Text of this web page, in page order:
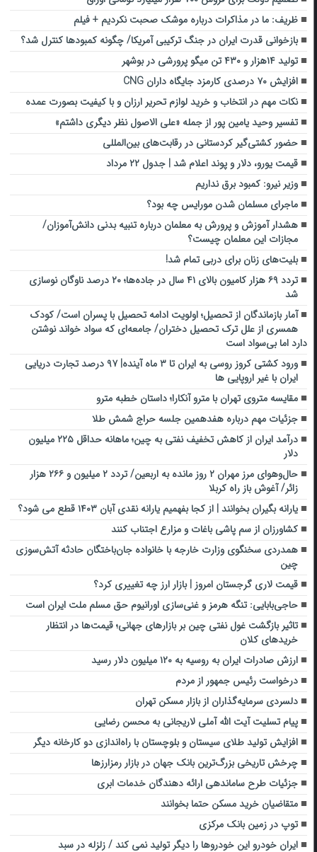
ظریف: ما در مذاکرات درباره موشک صحبت نکردیم + فیلم
بازخوانی قدرت ایران در جنگ ترکیبی آمریکا/ چگونه کمبودها کنترل شد؟
تولید ۱۴هزار و ۴۳۰ تن میگو پرورشی در بوشهر
افزایش ۷۰ درصدی کارمزد جایگاه داران CNG
نکات مهم در انتخاب و خرید لوازم تحریر ارزان و با کیفیت بصورت عمده
تفسیر وحید یامین پور از جمله «علی الاصول نظر دیگری داشتم»
حضور کشتی‌گیر کردستانی در رقابت‌های بین‌المللی
قیمت یورو، دلار و پوند اعلام شد | جدول ۲۲ مرداد
وزیر نیرو: کمبود برق نداریم
ماجرای مسلمان شدن مورایس چه بود؟
هشدار آموزش و پرورش به معلمان درباره تنبیه بدنی دانش‌آموزان/
مجازات این معلمان چیست؟
بلیت‌های زنان برای دربی تمام شد!
تردد ۶۹ هزار کامیون بالای ۴۱ سال در جاده‌ها؛ ۲۰ درصد ناوگان نوسازی
شد
آمار بازماندگان از تحصیل؛ اولویت ادامه تحصیل با پسران است/ کودک
همسری از علل ترک تحصیل دختران/ جامعه‌ای که سواد خواند نوشتن
دارد اما بی‌سواد است
ورود کشتی کروز روسی به ایران تا ۳ ماه آینده| ۹۷ درصد تجارت دریایی
ایران با غیر اروپایی ها
مقایسه متروی تهران با مترو آنکارا؛ داستان خطبه مترو
جزئیات مهم درباره هفدهمین جلسه حراج شمش طلا
درآمد ایران از کاهش تخفیف نفتی به چین؛ ماهانه حداقل ۲۲۵ میلیون
دلار
حال‌و‌هوای مرز مهران ۲ روز مانده به اربعین/ تردد ۲ میلیون و ۲۶۶ هزار
زائر/ آغوش باز راه کربلا
یارانه بگیران بخوانند | از کجا بفهمیم یارانه نقدی آبان ۱۴۰۳ قطع می شود؟
کشاورزان از سم پاشی باغات و مزارع اجتناب کنند
همدردی سخنگوی وزارت خارجه با خانواده جان‌باختگان حادثه آتش‌سوزی
چین
قیمت لاری گرجستان امروز | بازار ارز چه تغییری کرد؟
حاجی‌بابایی: تنگه هرمز و غنی‌سازی اورانیوم حق مسلم ملت ایران است
تاثیر بازگشت غول نفتی چین بر بازار‌های جهانی؛ قیمت‌ها در انتظار
خرید‌های کلان
ارزش صادرات ایران به روسیه به ۱۲۰ میلیون دلار رسید
درخواست رئیس جمهور از مردم
دلسردی سرمایه‌گذاران از بازار مسکن تهران
پیام تسلیت آیت الله آملی لاریجانی به محسن رضایی
افزایش تولید طلای سیستان و بلوچستان با راه‌اندازی دو کارخانه دیگر
چرخش تاریخی بزرگ‌ترین بانک جهان در بازار رمزارزها
جزئیات طرح ساماندهی ارائه دهندگان خدمات ابری
متقاضیان خرید مسکن حتما بخوانند
توپ در زمین بانک مرکزی
ایران خودرو این خودروها را دیگر تولید نمی کند / زلزله در سبد